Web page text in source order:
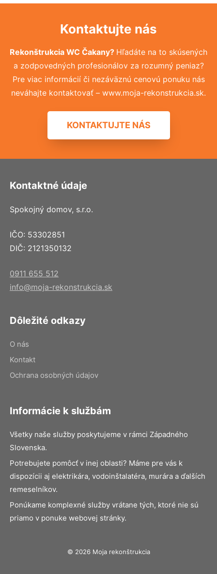
Kontaktujte nás
Rekonštrukcia WC Čakany? Hľadáte na to skúsených
a zodpovedných profesionálov za rozumný peniaz?
Pre viac informácií či nezáväznú cenovú ponuku nás
neváhajte kontaktovať – www.moja-rekonstrukcia.sk.
KONTAKTUJTE NÁS
Kontaktné údaje
Spokojný domov, s.r.o.
IČO: 53302851
DIČ: 2121350132
0911 655 512
info@moja-rekonstrukcia.sk
Dôležité odkazy
O nás
Kontakt
Ochrana osobných údajov
Informácie k službám
Všetky naše služby poskytujeme v rámci Západného
Slovenska.
Potrebujete pomôcť v inej oblasti? Máme pre vás k
dispozícii aj elektrikára, vodoinštalatéra, murára a ďalších
remeselníkov.
Ponúkame komplexné služby vrátane tých, ktoré nie sú
priamo v ponuke webovej stránky.
© 2026 Moja rekonštrukcia